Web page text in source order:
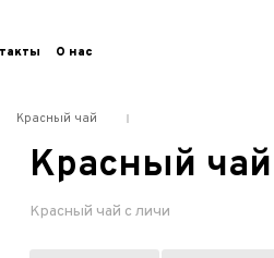
О нас
Красный чай
Красный
Красный чай с личи